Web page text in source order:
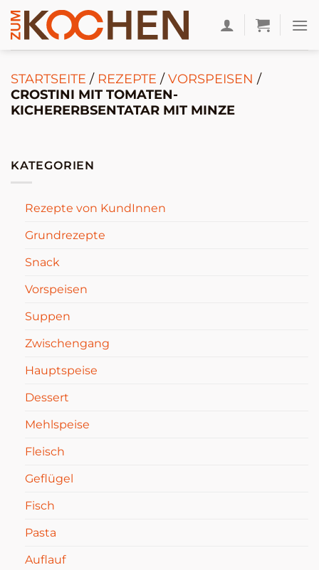
Zum
Inhalt
springen
STARTSEITE / REZEPTE /VORSPEISEN /
CROSTINI MIT TOMATEN-
KICHERERBSENTATAR MIT MINZE
KATEGORIEN
Rezepte von KundInnen
Grundrezepte
Snack
Vorspeisen
Suppen
Zwischengang
Hauptspeise
Dessert
Mehlspeise
Fleisch
Geflügel
Fisch
Pasta
Auflauf